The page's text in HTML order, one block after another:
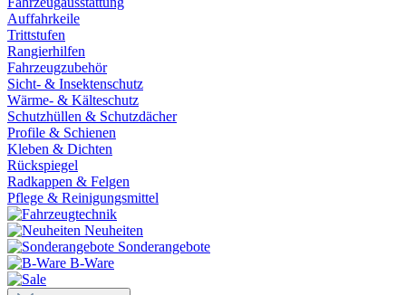
Auffahrkeile
Trittstufen
Rangierhilfen
Fahrzeugzubehör
Sicht- & Insektenschutz
Wärme- & Kälteschutz
Schutzhüllen & Schutzdächer
Profile & Schienen
Kleben & Dichten
Rückspiegel
Radkappen & Felgen
Pflege & Reinigungsmittel
Neuheiten
Sonderangebote
B-Ware